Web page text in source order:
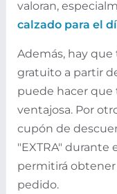
valoran,
calzado para el
Además, hay
gratuito a partir
puede hacer que
ventajosa. Por
cupón de
"EXTRA" durante
permitirá
pedido.